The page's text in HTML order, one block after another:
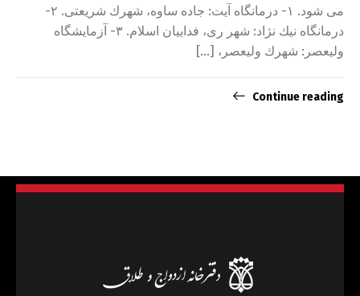
می شود. ۱- درمانگاه آيت: جاده ساوه، شهرك شريعتی. ۲-
درمانگاه نيك نژاد: شهر ری، فداييان اسلام. ۳- آزمايشگاه
وليعصر: شهرك وليعصر، […]
Continue reading